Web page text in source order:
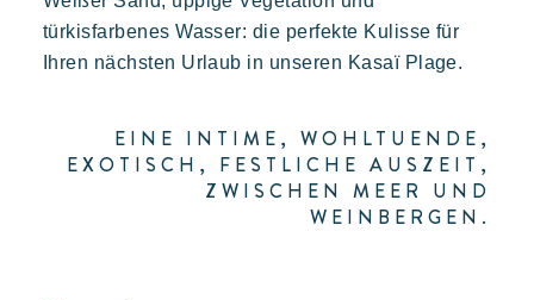
Ein urlaub mit Riviera Villages
Die kunst der gastfreundschaft
türkisfarbenes Wasser: die perfekte Kulisse für
Ihren nächsten Urlaub in unseren Kasaï Plage.
EINE INTIME, WOHLTUENDE,
EXOTISCH, FESTLICHE AUSZEIT,
ZWISCHEN MEER UND
WEINBERGEN.